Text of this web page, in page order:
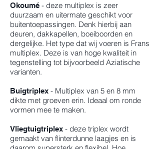
Okoumé - deze multiplex is zeer
duurzaam en uitermate geschikt voor
buitentoepassingen. Denk hierbij aan
deuren, dakkapellen, boeiboorden en
dergelijke. Het type dat wij voeren is Frans
multiplex. Deze is van hoge kwaliteit in
tegenstelling tot bijvoorbeeld Aziatische
varianten.
Buigtriplex - Multiplex van 5 en 8 mm
dikte met groeven erin. Ideaal om ronde
vormen mee te maken.
Vliegtuigtriplex - deze triplex wordt
gemaakt van flinterdunne laagjes en is